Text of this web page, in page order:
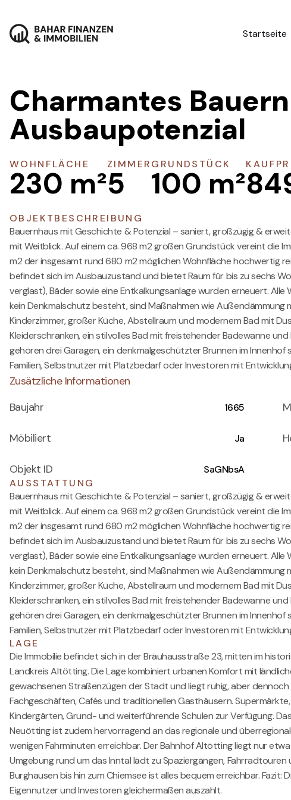
Startseite
Charmantes
Ausbaupotenzial
WOHNFLÄCHE
230 m²
ZIMMER
5
GRUNDSTÜCK
100 m²
OBJEKTBESCHREIBUNG
Bauernhaus mit Geschichte & Potenzial – saniert, großzügig &
mit Weitblick. Auf einem ca. 968 m2 großen Grundstück vereint die
m2 der insgesamt rund 680 m2 möglichen Wohnfläche hochwertig
befindet sich im Ausbauzustand und bietet Raum für bis zu sechs
verglast), Bäder sowie eine Entkalkungsanlage wurden erneuert.
kein Denkmalschutz besteht, sind Maßnahmen wie Außendämmung
Kinderzimmer, großer Küche, Abstellraum und modernem Bad mit
Kleiderschränken, ein stilvolles Bad mit freistehender Badewanne
gehören drei Garagen, ein denkmalgeschützter Brunnen im Innenhof
Familien, Selbstnutzer mit Platzbedarf oder Investoren mit
Zusätzliche Informationen
Baujahr
1665
Möbiliert Ja
Objekt ID
SaGNbsA
AUSSTATTUNG
Bauernhaus mit Geschichte & Potenzial – saniert, großzügig &
mit Weitblick. Auf einem ca. 968 m2 großen Grundstück vereint die
m2 der insgesamt rund 680 m2 möglichen Wohnfläche hochwertig
befindet sich im Ausbauzustand und bietet Raum für bis zu sechs
verglast), Bäder sowie eine Entkalkungsanlage wurden erneuert.
kein Denkmalschutz besteht, sind Maßnahmen wie Außendämmung
Kinderzimmer, großer Küche, Abstellraum und modernem Bad mit
Kleiderschränken, ein stilvolles Bad mit freistehender Badewanne
gehören drei Garagen, ein denkmalgeschützter Brunnen im Innenhof
Familien, Selbstnutzer mit Platzbedarf oder Investoren mit
LAGE
Die Immobilie befindet sich in der Bräuhausstraße 23, mitten im
Landkreis Altötting. Die Lage kombiniert urbanen Komfort mit
gewachsenen Straßenzügen der Stadt und liegt ruhig, aber
Fachgeschäften, Cafés und traditionellen Gasthäusern.
Kindergärten, Grund- und weiterführende Schulen zur Verfügung.
Neuötting ist zudem hervorragend an das regionale und
wenigen Fahrminuten erreichbar. Der Bahnhof Altötting liegt nur
Umgebung rund um das Inntal lädt zu Spaziergängen,
Burghausen bis hin zum Chiemsee ist alles bequem erreichbar.
Eigennutzer und Investoren gleichermaßen auszahlt.